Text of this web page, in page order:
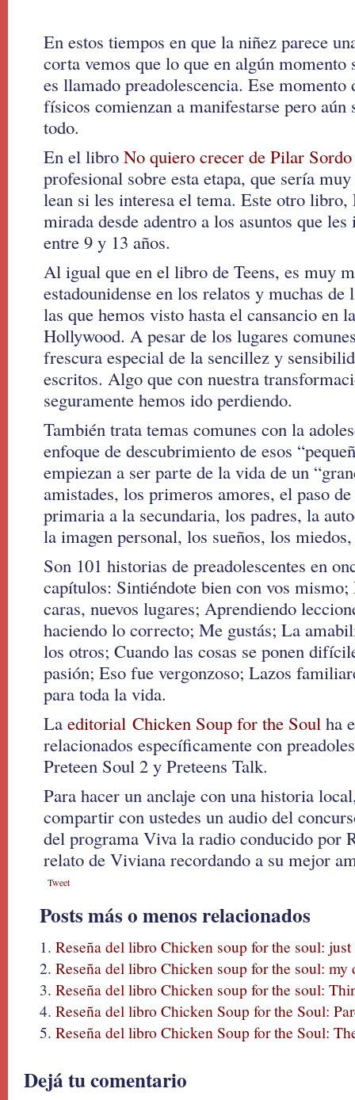
En estos tiempos en que la niñez parece
corta vemos que lo que en algún momento
es llamado preadolescencia. Ese momento
físicos comienzan a manifestarse pero aún
todo.
En el libro No quiero crecer de Pilar Sordo
profesional sobre esta etapa, que sería
lean si les interesa el tema. Este otro libro,
mirada desde adentro a los asuntos que
entre 9 y 13 años.
Al igual que en el libro de Teens, es muy
estadounidense en los relatos y muchas de
las que hemos visto hasta el cansancio en
Hollywood. A pesar de los lugares
frescura especial de la sencillez y
escritos. Algo que con nuestra
seguramente hemos ido perdiendo.
También trata temas comunes con la
enfoque de descubrimiento de esos
empiezan a ser parte de la vida de un
amistades, los primeros amores, el paso
primaria a la secundaria, los padres, la
la imagen personal, los sueños, los
Son 101 historias de preadolescentes en
capítulos: Sintiéndote bien con vos mismo;
caras, nuevos lugares; Aprendiendo
haciendo lo correcto; Me gustás; La
los otros; Cuando las cosas se ponen
pasión; Eso fue vergonzoso; Lazos
para toda la vida.
La editorial Chicken Soup for the Soul ha
relacionados específicamente con
Preteen Soul 2 y Preteens Talk.
Para hacer un anclaje con una historia
compartir con ustedes un audio del
del programa Viva la radio conducido por
relato de Viviana recordando a su mejor
Tweet
Posts más o menos relacionados
Reseña del libro Chicken soup for the soul: just
Reseña del libro Chicken soup for the soul: my
Reseña del libro Chicken soup for the soul:
Reseña del libro Chicken Soup for the Soul:
Reseña del libro Chicken Soup for the Soul:
Dejá tu comentario